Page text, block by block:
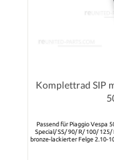
Komplettrad SIP
Passend für Piaggio Vespa
Special/ SS/ 90/ R/ 100/
bronze-lackierter Felge 2.10-